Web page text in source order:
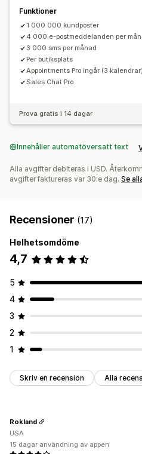
Produktrekommendationer
Kom tillbaka-kampanjer
Funktioner
1 000 000 kundposter
4 000 e-postmeddelanden per
3 000 sms per månad
Per butiksplats
Appointments Pro ingår (3 kalendrar)
Sales Chat Pro
Prova gratis i 14 dagar
Innehåller automatöversatt text
Alla avgifter debiteras i USD.
avgifter faktureras var 30:e dag. Se
Recensioner (17)
Helhetsomdöme
4,7
5
4
3
2
1
Skriv en recension Alla
Rokland
USA
15 dagar användning av appen